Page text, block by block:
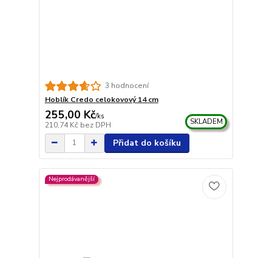
3 hodnocení
Hoblík Credo celokovový 14 cm
255,00 Kč/ks
210,74 Kč bez DPH SKLADEM
Přidat do košíku
Nejprodávanější